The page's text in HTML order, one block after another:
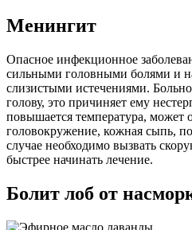
Менингит
Опасное инфекционное
сильными головными болями и
слизистыми истечениями.
голову, это причиняет ему
повышается температура, может
головокружение, кожная сыпь,
случае необходимо вызвать
быстрее начинать лечение.
Болит лоб от